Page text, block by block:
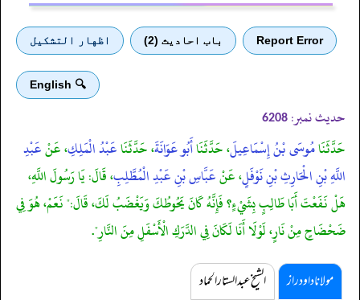
Report Error باب احادیث (2) اظهار التشكيل
🔍 English
حدیث نمبر: 6208
حَدَّثَنَامُوسَى بْنُ إِسْمَاعِيلَ، حَدَّثَنَاأَبُو عَوَانَةَ، حَدَّثَنَاعَبْدُ الْمَلِكِ، عَنْعَبْدِ
اللَّهِ بْنِ الْحَارِثِ بْنِ نَوْفَلٍ، عَنْعَبَّاسِ بْنِ عَبْدِ الْمُطَّلِبِ، قَالَ: يَا رَسُولَ اللَّهِ،
هَلْ نَفَعْتَ أَبَا طَالِبٍ بِشَيْءٍ؟ فَإِنَّهُ كَانَ يَحُوطُكَ وَيَغْضَبُ لَكَ، قَالَ:" نَعَمْ، هُوَ فِي
ضَحْضَاحٍ مِنْ نَارٍ، لَوْلَا أَنَا لَكَانَ فِي الدَّرَكِ الْأَسْفَلِ مِنَ النَّارِ".
مولانا داود راز الشیخ عبدالستار الحماد